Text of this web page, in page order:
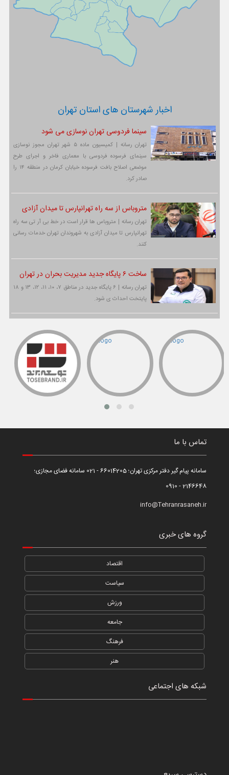
اخبار شهرستان های استان تهران
سینما فردوسی تهران نوسازی می شود
تهران رسانه | کمیسیون ماده ۵ شهر تهران مجوز نوسازی
سینمای فرسوده فردوسی با معماری فاخر و اجرای طرح
موضعی اصلاح بافت فرسوده خیابان کرمان در منطقه ۱۴ را
صادر کرد.
متروباس از سه راه تهرانپارس تا میدان آزادی
تهران رسانه | متروباس ها قرار است در خط بی آر تی سه راه
تهرانپارس تا میدان آزادی به شهروندان تهران خدمات رسانی
کنند.
ساخت ۶ پایگاه جدید مدیریت بحران در تهران
تهران رسانه | ۶ پایگاه جدید در مناطق ۷، ۱۰، ۱۱، ۱۲، ۱۳ و ۱۸
پایتخت احداث ی شود.
تماس با ما
سامانه پیام گیر دفتر مرکزی تهران؛ 66014205 - 021 سامانه فضای مجازی؛
2146648 - 0910
info@Tehranrasaneh.ir
گروه های خبری
اقتصاد
سیاست
ورزش
جامعه
فرهنگ
هنر
شبکه های اجتماعی